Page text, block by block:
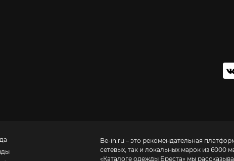
Be-in.ru – это рекомендательная
сетевых, так и локальных марок из 6000
«Каталоге одежды Бреста» мы